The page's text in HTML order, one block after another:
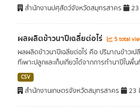
สำนักงานปศุสัตว์จังหวัดสมุทรสาคร 23
ผลผลิตข้าวนาปีเฉลี่ยต่อไร่ 5 total
ผลผลิตข้าวนาปีเฉลี่ยต่อไร่ คือ ปริมาณข้าวเป
ที่เพาะปลูกและเก็บเกี่ยวได้จากการทำนาปีในพื้น
CSV
สำนักงานเกษตรจังหวัดสมุทรสาคร 23